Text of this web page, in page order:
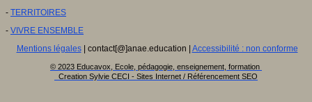
- TERRITOIRES
- VIVRE ENSEMBLE
Mentions légales| contact[@]anae.education | Accessibilité : non conforme
© 2023 Educavox, Ecole, pédagogie, enseignement, formation
Creation Sylvie CECI - Sites Internet / Référencement SEO